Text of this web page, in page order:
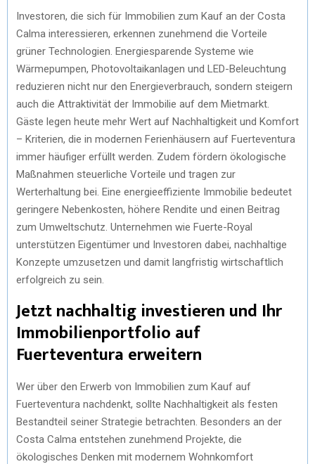
Investoren, die sich für Immobilien zum Kauf an der Costa
Calma interessieren, erkennen zunehmend die Vorteile
grüner Technologien. Energiesparende Systeme wie
Wärmepumpen, Photovoltaikanlagen und LED-Beleuchtung
reduzieren nicht nur den Energieverbrauch, sondern steigern
auch die Attraktivität der Immobilie auf dem Mietmarkt.
Gäste legen heute mehr Wert auf Nachhaltigkeit und Komfort
– Kriterien, die in modernen Ferienhäusern auf Fuerteventura
immer häufiger erfüllt werden. Zudem fördern ökologische
Maßnahmen steuerliche Vorteile und tragen zur
Werterhaltung bei. Eine energieeffiziente Immobilie bedeutet
geringere Nebenkosten, höhere Rendite und einen Beitrag
zum Umweltschutz. Unternehmen wie Fuerte-Royal
unterstützen Eigentümer und Investoren dabei, nachhaltige
Konzepte umzusetzen und damit langfristig wirtschaftlich
erfolgreich zu sein.
Jetzt nachhaltig investieren und Ihr
Immobilienportfolio auf
Fuerteventura erweitern
Wer über den Erwerb von Immobilien zum Kauf auf
Fuerteventura nachdenkt, sollte Nachhaltigkeit als festen
Bestandteil seiner Strategie betrachten. Besonders an der
Costa Calma entstehen zunehmend Projekte, die
ökologisches Denken mit modernem Wohnkomfort